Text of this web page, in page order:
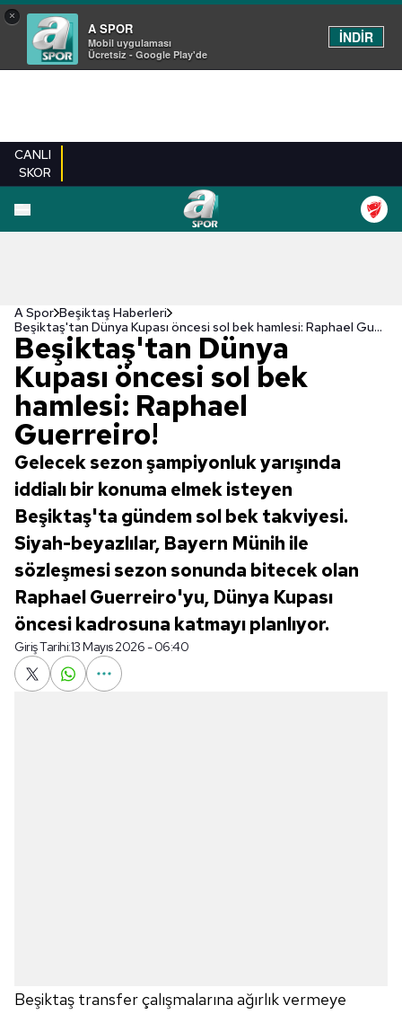
×
A SPOR
Mobil uygulaması
Ücretsiz - Google Play'de
İNDİR
CANLI
SKOR
A Spor Beşiktaş Haberleri
Beşiktaş'tan Dünya Kupası öncesi sol bek hamlesi: Raphael Guerreiro!
Beşiktaş'tan Dünya
Kupası öncesi sol bek
hamlesi: Raphael
Guerreiro!
Gelecek sezon şampiyonluk yarışında
iddialı bir konuma elmek isteyen
Beşiktaş'ta gündem sol bek takviyesi.
Siyah-beyazlılar, Bayern Münih ile
sözleşmesi sezon sonunda bitecek olan
Raphael Guerreiro'yu, Dünya Kupası
öncesi kadrosuna katmayı planlıyor.
Giriş Tarihi:13 Mayıs 2026 - 06:40
Beşiktaş transfer çalışmalarına ağırlık vermeye